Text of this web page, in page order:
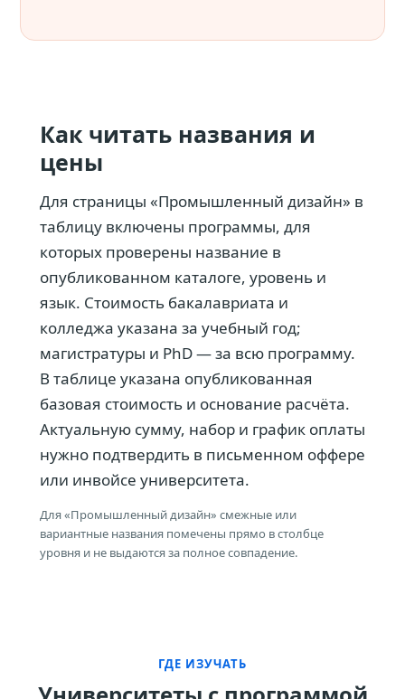
Как читать названия и
цены
Для страницы «Промышленный дизайн» в
таблицу включены программы, для
которых проверены название в
опубликованном каталоге, уровень и
язык. Стоимость бакалавриата и
колледжа указана за учебный год;
магистратуры и PhD — за всю программу.
В таблице указана опубликованная
базовая стоимость и основание расчёта.
Актуальную сумму, набор и график оплаты
нужно подтвердить в письменном оффере
или инвойсе университета.
Для «Промышленный дизайн» смежные или
вариантные названия помечены прямо в столбце
уровня и не выдаются за полное совпадение.
ГДЕ ИЗУЧАТЬ